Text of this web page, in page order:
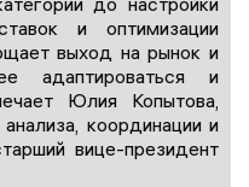
и оптимизации
выход на рынок и
адаптироваться и
Юлия Копытова,
координации и
вице-президент